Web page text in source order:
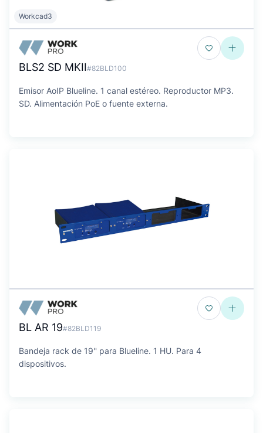
Workcad3
BLS2 SD MKII#82BLD100
Emisor AoIP Blueline. 1 canal estéreo. Reproductor MP3.
SD. Alimentación PoE o fuente externa.
BL AR 19#82BLD119
Bandeja rack de 19'' para Blueline. 1 HU. Para 4
dispositivos.